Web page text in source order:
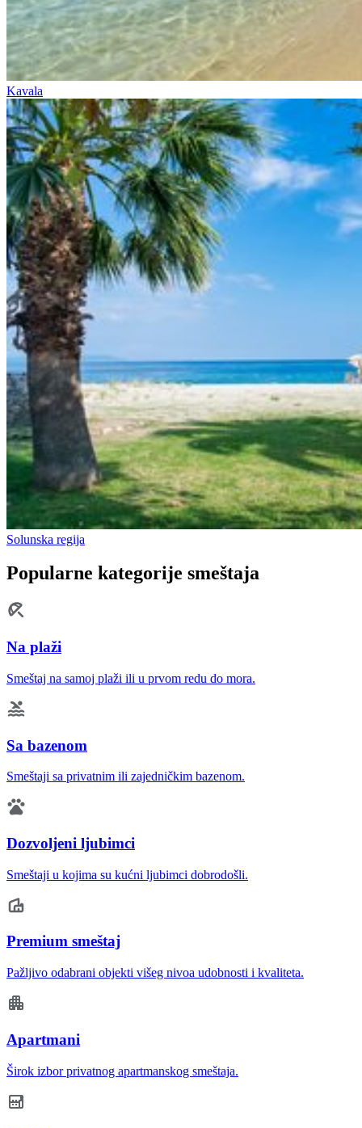
Kavala
Solunska regija
Popularne kategorije smeštaja
Na plaži
Smeštaj na samoj plaži ili u prvom redu do mora.
Sa bazenom
Smeštaji sa privatnim ili zajedničkim bazenom.
Dozvoljeni ljubimci
Smeštaji u kojima su kućni ljubimci dobrodošli.
Premium smeštaj
Pažljivo odabrani objekti višeg nivoa udobnosti i kvaliteta.
Apartmani
Širok izbor privatnog apartmanskog smeštaja.